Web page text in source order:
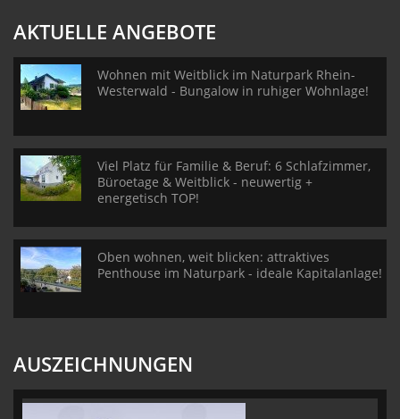
AKTUELLE ANGEBOTE
Wohnen mit Weitblick im Naturpark Rhein-
Westerwald - Bungalow in ruhiger Wohnlage!
Viel Platz für Familie & Beruf: 6 Schlafzimmer,
Büroetage & Weitblick - neuwertig +
energetisch TOP!
Oben wohnen, weit blicken: attraktives
Penthouse im Naturpark - ideale Kapitalanlage!
AUSZEICHNUNGEN